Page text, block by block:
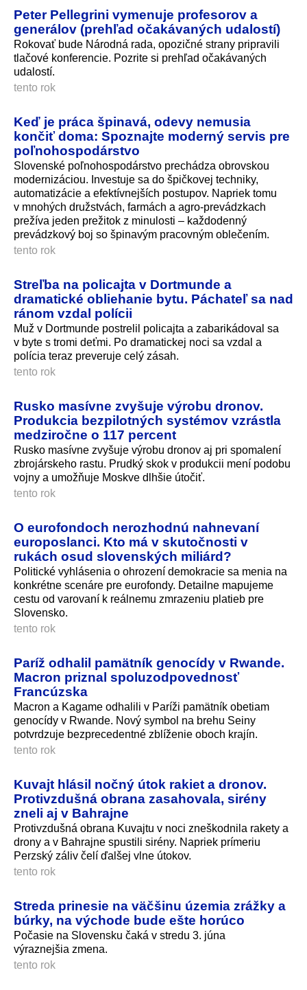
Peter Pellegrini vymenuje profesorov a
generálov (prehľad očakávaných udalostí)
Rokovať bude Národná rada, opozičné strany pripravili
tlačové konferencie. Pozrite si prehľad očakávaných
udalostí.
tento rok
Keď je práca špinavá, odevy nemusia
končiť doma: Spoznajte moderný servis pre
poľnohospodárstvo
Slovenské poľnohospodárstvo prechádza obrovskou
modernizáciou. Investuje sa do špičkovej techniky,
automatizácie a efektívnejších postupov. Napriek tomu
v mnohých družstvách, farmách a agro-prevádzkach
prežíva jeden prežitok z minulosti – každodenný
prevádzkový boj so špinavým pracovným oblečením.
tento rok
Streľba na policajta v Dortmunde a
dramatické obliehanie bytu. Páchateľ sa nad
ránom vzdal polícii
Muž v Dortmunde postrelil policajta a zabarikádoval sa
v byte s tromi deťmi. Po dramatickej noci sa vzdal a
polícia teraz preveruje celý zásah.
tento rok
Rusko masívne zvyšuje výrobu dronov.
Produkcia bezpilotných systémov vzrástla
medziročne o 117 percent
Rusko masívne zvyšuje výrobu dronov aj pri spomalení
zbrojárskeho rastu. Prudký skok v produkcii mení podobu
vojny a umožňuje Moskve dlhšie útočiť.
tento rok
O eurofondoch nerozhodnú nahnevaní
europoslanci. Kto má v skutočnosti v
rukách osud slovenských miliárd?
Politické vyhlásenia o ohrození demokracie sa menia na
konkrétne scenáre pre eurofondy. Detailne mapujeme
cestu od varovaní k reálnemu zmrazeniu platieb pre
Slovensko.
tento rok
Paríž odhalil pamätník genocídy v Rwande.
Macron priznal spoluzodpovednosť
Francúzska
Macron a Kagame odhalili v Paríži pamätník obetiam
genocídy v Rwande. Nový symbol na brehu Seiny
potvrdzuje bezprecedentné zblíženie oboch krajín.
tento rok
Kuvajt hlásil nočný útok rakiet a dronov.
Protivzdušná obrana zasahovala, sirény
zneli aj v Bahrajne
Protivzdušná obrana Kuvajtu v noci zneškodnila rakety a
drony a v Bahrajne spustili sirény. Napriek prímeriu
Perzský záliv čelí ďalšej vlne útokov.
tento rok
Streda prinesie na väčšinu územia zrážky a
búrky, na východe bude ešte horúco
Počasie na Slovensku čaká v stredu 3. júna
výraznejšia zmena.
tento rok